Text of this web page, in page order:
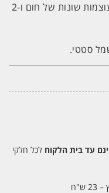
* טכנולוגיית ויסות חדשנית בעלת 3 עוצמות שונות של חום ו-2
סטטי.
עד בית הלקוח לכל חלקי